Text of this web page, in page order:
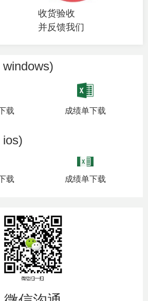
收货验收
并反馈我们
载 成绩单下载
载 成绩单下载